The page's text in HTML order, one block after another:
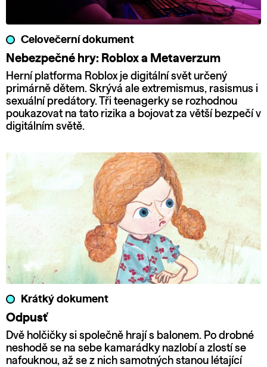
Celovečerní dokument
Nebezpečné hry: Roblox a Metaverzum
Herní platforma Roblox je digitální svět určený
primárně dětem. Skrývá ale extremismus, rasismus i
sexuální predátory. Tři teenagerky se rozhodnou
poukazovat na tato rizika a bojovat za větší bezpečí v
digitálním světě.
Krátký dokument
Odpusť
Dvě holčičky si společně hrají s balonem. Po drobné
neshodě se na sebe kamarádky nazlobí a zlostí se
nafouknou, až se z nich samotných stanou létající